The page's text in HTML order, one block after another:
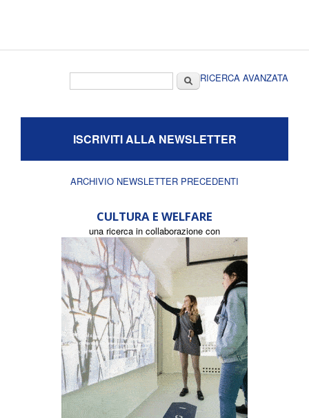
CercaRICERCA AVANZATA
ISCRIVITI ALLA NEWSLETTER
ARCHIVIO NEWSLETTER PRECEDENTI
CULTURA E WELFARE
una ricerca in collaborazione con